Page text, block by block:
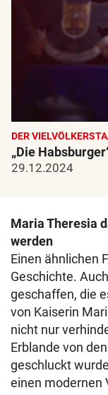
DER
„Die
29.12.2024
Maria Theresia
werden
Einen ähnlichen
Geschichte.
geschaffen, die
von Kaiserin
nicht nur
Erblande von
geschluckt
einen modernen